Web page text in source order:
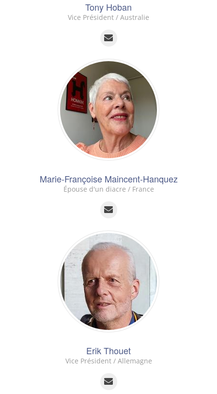
Tony Hoban
Vice Président / Australie
Marie-Françoise Maincent-Hanquez
Épouse d'un diacre / France
Erik Thouet
Vice Président / Allemagne